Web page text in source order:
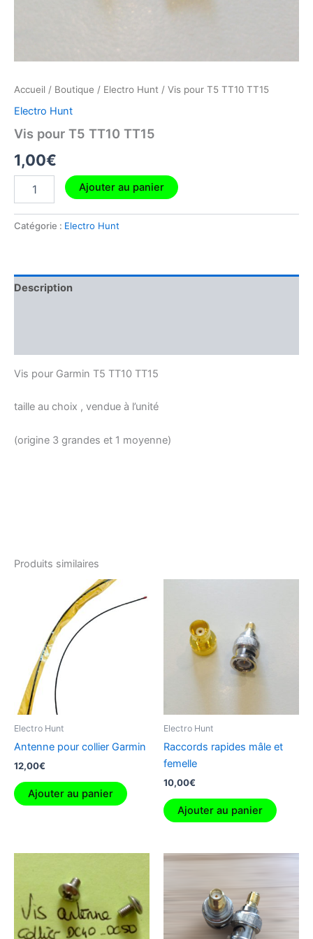
Accueil / Boutique / Electro Hunt / Vis pour T5 TT10 TT15
Electro Hunt
Vis pour T5 TT10 TT15
1,00€
Ajouter au panier
Catégorie : Electro Hunt
Description
Vis pour Garmin T5 TT10 TT15
taille au choix , vendue à l’unité
(origine 3 grandes et 1 moyenne)
Produits similaires
Electro Hunt
Antenne pour collier Garmin
12,00€
Ajouter au panier
Electro Hunt
Raccords rapides mâle et
femelle
10,00€
Ajouter au panier